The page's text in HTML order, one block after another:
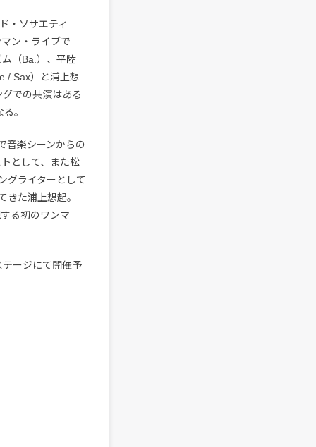
・ソサエティ
ン・ライブで
（Ba.）、平陸
/ Sax）と浦上想
での共演はある
。
音楽シーンからの
として、また松
グライターとして
きた浦上想起。
る初のワンマ
ージにて開催予